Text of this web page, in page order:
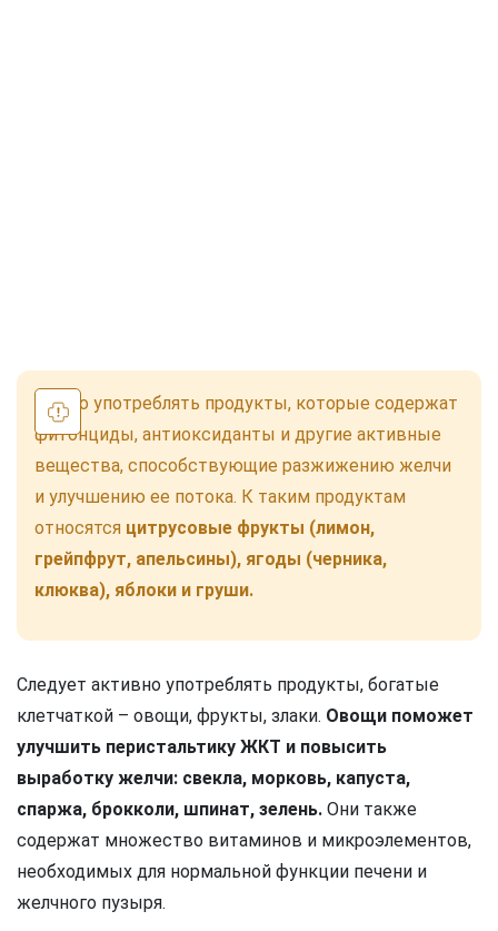
Важно употреблять продукты, которые содержат
фитонциды, антиоксиданты и другие активные
вещества, способствующие разжижению желчи
и улучшению ее потока. К таким продуктам
относятся цитрусовые фрукты (лимон,
грейпфрут, апельсины), ягоды (черника,
клюква), яблоки и груши.
Следует активно употреблять продукты, богатые
клетчаткой – овощи, фрукты, злаки. Овощи поможет
улучшить перистальтику ЖКТ и повысить
выработку желчи: свекла, морковь, капуста,
спаржа, брокколи, шпинат, зелень. Они также
содержат множество витаминов и микроэлементов,
необходимых для нормальной функции печени и
желчного пузыря.